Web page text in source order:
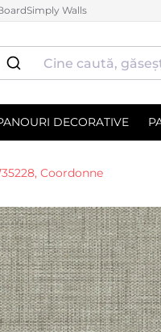
Simply Walls
DECORATIVE
Coordonne